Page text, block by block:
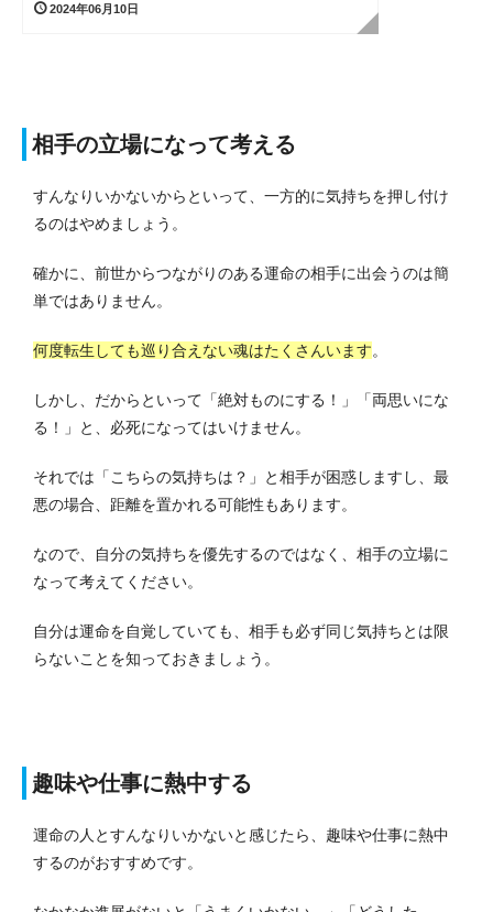
2024年06月10日
相手の立場になって考える
すんなりいかないからといって、一方的に気持ちを押し付け
るのはやめましょう。
確かに、前世からつながりのある運命の相手に出会うのは簡
単ではありません。
何度転生しても巡り合えない魂はたくさんいます。
しかし、だからといって「絶対ものにする！」「両思いにな
る！」と、必死になってはいけません。
それでは「こちらの気持ちは？」と相手が困惑しますし、最
悪の場合、距離を置かれる可能性もあります。
なので、自分の気持ちを優先するのではなく、相手の立場に
なって考えてください。
自分は運命を自覚していても、相手も必ず同じ気持ちとは限
らないことを知っておきましょう。
趣味や仕事に熱中する
運命の人とすんなりいかないと感じたら、趣味や仕事に熱中
するのがおすすめです。